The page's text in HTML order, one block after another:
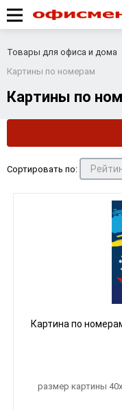
Товары для офиса и дома
Картины по номерам
Картины по
Сортировать по:
Картина по
размер картины